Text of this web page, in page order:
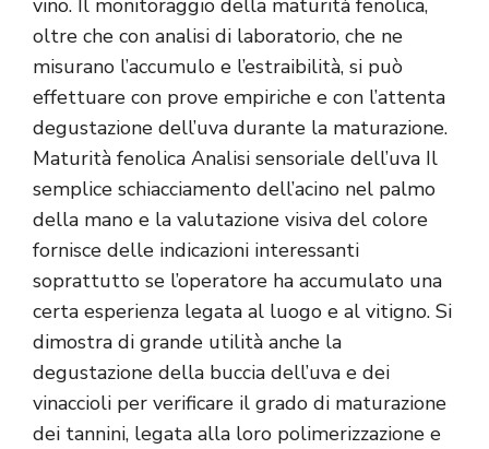
vino. Il monitoraggio della maturità fenolica,
oltre che con analisi di laboratorio, che ne
misurano l’accumulo e l’estraibilità, si può
effettuare con prove empiriche e con l’attenta
degustazione dell’uva durante la maturazione.
Maturità fenolica Analisi sensoriale dell’uva Il
semplice schiacciamento dell’acino nel palmo
della mano e la valutazione visiva del colore
fornisce delle indicazioni interessanti
soprattutto se l’operatore ha accumulato una
certa esperienza legata al luogo e al vitigno. Si
dimostra di grande utilità anche la
degustazione della buccia dell’uva e dei
vinaccioli per verificare il grado di maturazione
dei tannini, legata alla loro polimerizzazione e